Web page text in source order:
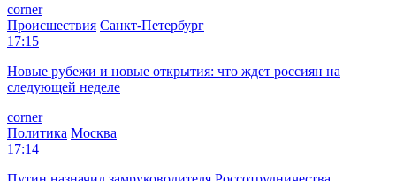
corner
Происшествия Санкт-Петербург
17:15
Новые рубежи и новые открытия: что ждет россиян на
следующей неделе
corner
Политика Москва
17:14